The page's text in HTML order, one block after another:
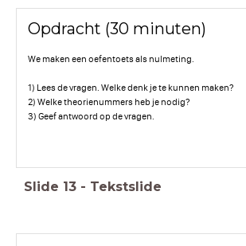
Opdracht (30 minuten)
We maken een oefentoets als nulmeting.
1) Lees de vragen. Welke denk je te kunnen maken?
2) Welke theorienummers heb je nodig?
3) Geef antwoord op de vragen.
Slide 13 - Tekstslide